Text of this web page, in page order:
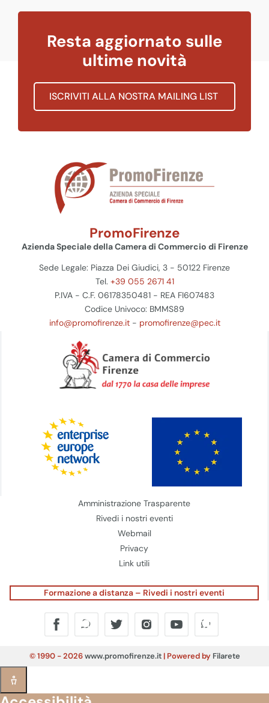
Resta aggiornato sulle
ultime novità
ISCRIVITI ALLA NOSTRA MAILING LIST
PromoFirenze
Azienda Speciale della Camera di Commercio di Firenze
Sede Legale: Piazza Dei Giudici, 3 - 50122 Firenze
Tel. +39 055 2671 41
P.IVA - C.F. 06178350481 - REA FI607483
Codice Univoco: BMMS89
info@promofirenze.it- promofirenze@pec.it
Amministrazione Trasparente
Rivedi i nostri eventi
Webmail
Privacy
Link utili
Formazione a distanza – Rivedi i nostri eventi
© 1990 - 2026www.promofirenze.it| Powered by Filarete